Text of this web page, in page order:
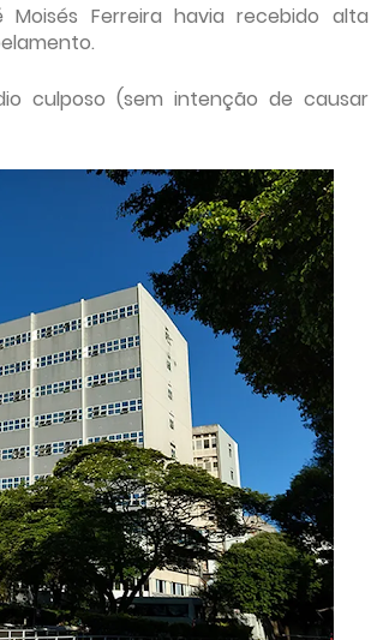
Ferreira havia recebido alta
culposo (sem intenção de causar